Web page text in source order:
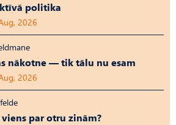
politika
2026
nākotne — tik tālu nu esam
2026
viens par otru zinām?